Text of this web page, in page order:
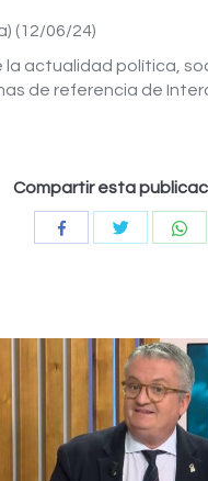
(12/06/24)
actualidad política,
de referencia de
Compartir esta
CompartirCompartir